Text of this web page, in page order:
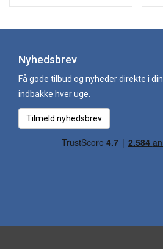
Nyhedsbrev
Få gode tilbud og nyheder direkte i din
indbakke hver uge.
Tilmeld nyhedsbrev